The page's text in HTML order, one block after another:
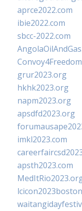
aprce2022.com
ibie2022.com
sbcc-2022.com
grur2023.org
hkhk2023.org
napm2023.org
apsdfd2023.org
imkl2023.com
apsth2023.com